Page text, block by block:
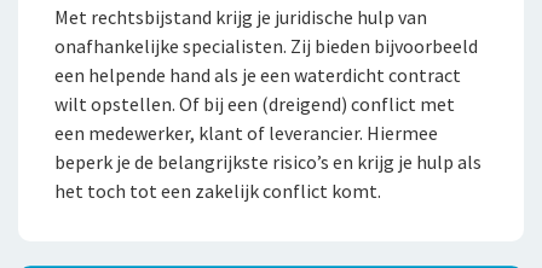
Met rechtsbijstand krijg je juridische hulp van
onafhankelijke specialisten. Zij bieden bijvoorbeeld
een helpende hand als je een waterdicht contract
wilt opstellen. Of bij een (dreigend) conflict met
een medewerker, klant of leverancier. Hiermee
beperk je de belangrijkste risico’s en krijg je hulp als
het toch tot een zakelijk conflict komt.